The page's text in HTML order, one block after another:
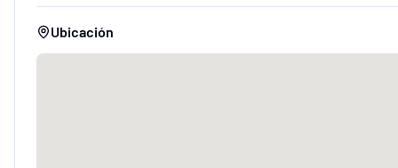
Ubicación